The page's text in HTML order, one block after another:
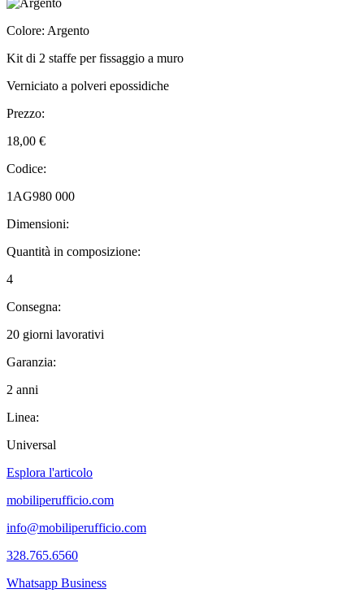
Colore: Argento
Kit di 2 staffe per fissaggio a muro
Verniciato a polveri epossidiche
Prezzo:
18,00 €
Codice:
1AG980 000
Dimensioni:
Quantità in composizione:
4
Consegna:
20 giorni lavorativi
Garanzia:
2 anni
Linea:
Universal
Esplora l'articolo
mobiliperufficio.com
info@mobiliperufficio.com
328.765.6560
Whatsapp Business